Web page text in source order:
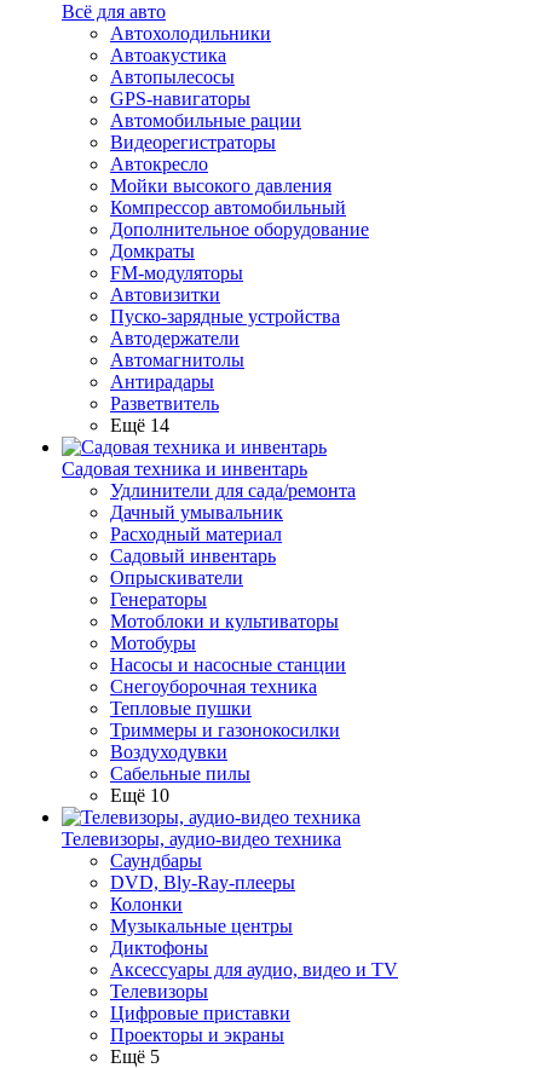
Всё для авто
Автохолодильники
Автоакустика
Автопылесосы
GPS-навигаторы
Автомобильные рации
Видеорегистраторы
Автокресло
Мойки высокого давления
Компрессор автомобильный
Дополнительное оборудование
Домкраты
FM-модуляторы
Автовизитки
Пуско-зарядные устройства
Автодержатели
Автомагнитолы
Антирадары
Разветвитель
Ещё 14
Садовая техника и инвентарь
Удлинители для сада/ремонта
Дачный умывальник
Расходный материал
Садовый инвентарь
Опрыскиватели
Генераторы
Мотоблоки и культиваторы
Мотобуры
Насосы и насосные станции
Снегоуборочная техника
Тепловые пушки
Триммеры и газонокосилки
Воздуходувки
Сабельные пилы
Ещё 10
Телевизоры, аудио-видео техника
Саундбары
DVD, Bly-Ray-плееры
Колонки
Музыкальные центры
Диктофоны
Аксессуары для аудио, видео и TV
Телевизоры
Цифровые приставки
Проекторы и экраны
Ещё 5